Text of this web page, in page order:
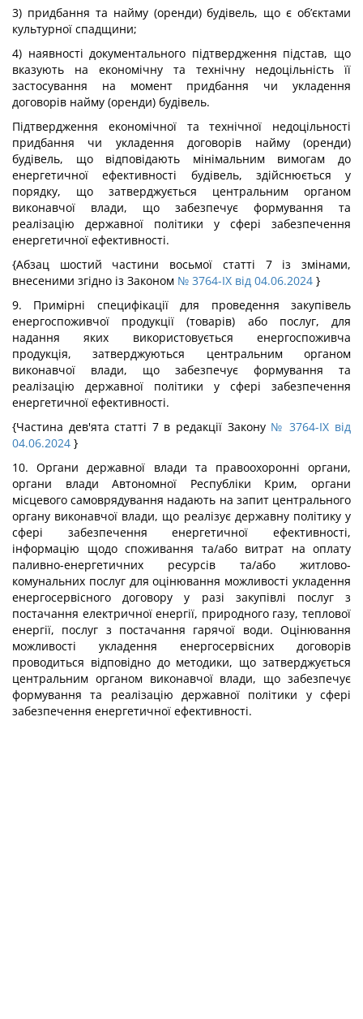
3) придбання та найму (оренди) будівель, що є об’єктами
культурної спадщини;
4) наявності документального підтвердження підстав, що
вказують на економічну та технічну недоцільність її
застосування на момент придбання чи укладення
договорів найму (оренди) будівель.
Підтвердження економічної та технічної недоцільності
придбання чи укладення договорів найму (оренди)
будівель, що відповідають мінімальним вимогам до
енергетичної ефективності будівель, здійснюється у
порядку, що затверджується центральним органом
виконавчої влади, що забезпечує формування та
реалізацію державної політики у сфері забезпечення
енергетичної ефективності.
{Абзац шостий частини восьмої статті 7 із змінами,
внесеними згідно із Законом № 3764-IX від 04.06.2024 }
9. Примірні специфікації для проведення закупівель
енергоспоживчої продукції (товарів) або послуг, для
надання яких використовується енергоспоживча
продукція, затверджуються центральним органом
виконавчої влади, що забезпечує формування та
реалізацію державної політики у сфері забезпечення
енергетичної ефективності.
{Частина дев'ята статті 7 в редакції Закону № 3764-IX від
04.06.2024 }
10. Органи державної влади та правоохоронні органи,
органи влади Автономної Республіки Крим, органи
місцевого самоврядування надають на запит центрального
органу виконавчої влади, що реалізує державну політику у
сфері забезпечення енергетичної ефективності,
інформацію щодо споживання та/або витрат на оплату
паливно-енергетичних ресурсів та/або житлово-
комунальних послуг для оцінювання можливості укладення
енергосервісного договору у разі закупівлі послуг з
постачання електричної енергії, природного газу, теплової
енергії, послуг з постачання гарячої води. Оцінювання
можливості укладення енергосервісних договорів
проводиться відповідно до методики, що затверджується
центральним органом виконавчої влади, що забезпечує
формування та реалізацію державної політики у сфері
забезпечення енергетичної ефективності.